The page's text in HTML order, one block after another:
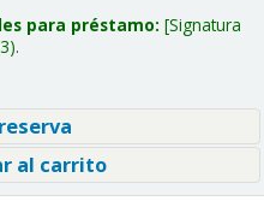
para préstamo: Signatura
al carrito